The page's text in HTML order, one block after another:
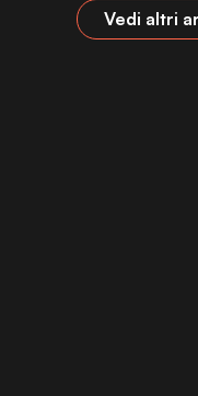
Vedi altri